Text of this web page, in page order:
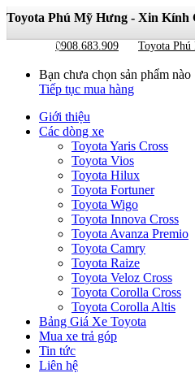
Toyota Phú Mỹ Hưng - Xin Kính
0908.683.909 Toyota
0
Bạn chưa chọn sản phẩm nào
Tiếp tục mua hàng
Giới thiệu
Các dòng xe
Toyota Yaris Cross
Toyota Vios
Toyota Hilux
Toyota Fortuner
Toyota Wigo
Toyota Innova Cross
Toyota Avanza Premio
Toyota Camry
Toyota Raize
Toyota Veloz Cross
Toyota Corolla Cross
Toyota Corolla Altis
Bảng Giá Xe Toyota
Mua xe trả góp
Tin tức
Liên hệ